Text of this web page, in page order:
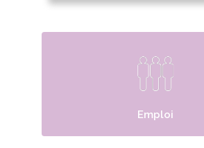
Emploi